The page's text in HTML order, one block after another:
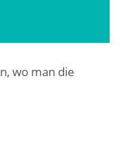
wo man die